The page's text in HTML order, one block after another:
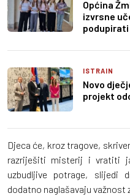
Općina
izvrsne
podupirati
ISTRAIN
Novo
projekt
Djeca će, kroz tragove,
razriješiti misterij i vratiti
uzbudljive potrage, slijedi
dodatno naglašavaju važnost